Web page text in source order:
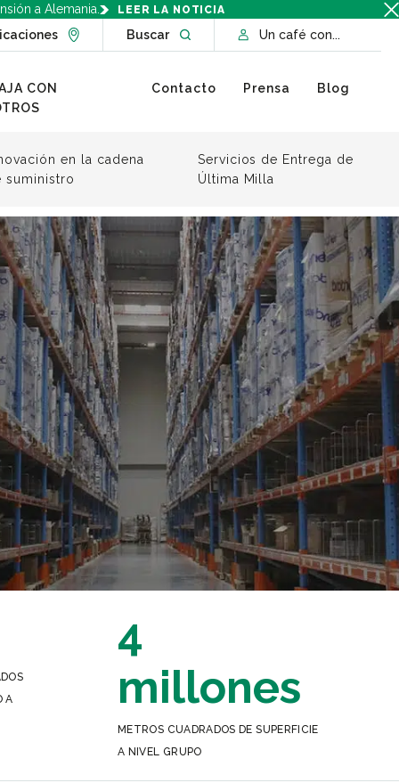
a Alemania. LEER LA NOTICIA
Go to Locations page
BuscarOpen website searchUn café con...
CON
Contacto Prensa Blog
en la cadena
suministro
Servicios de Entrega de
Última Milla
A
4
millones
METROS CUADRADOS DE SUPERFICIE
A NIVEL GRUPO